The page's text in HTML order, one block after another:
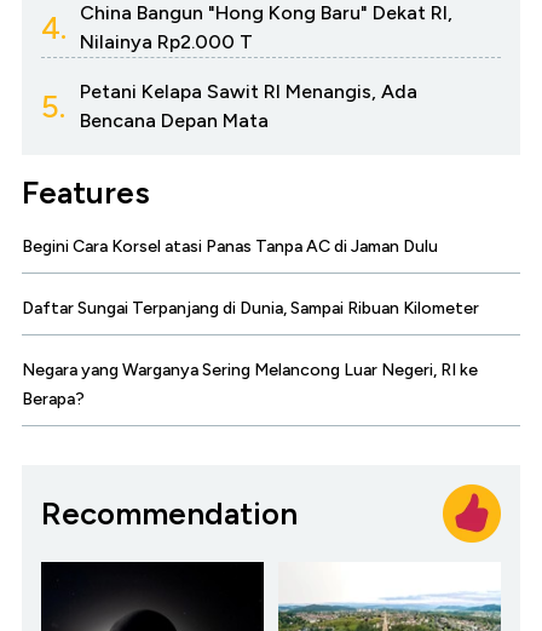
4.
China Bangun "Hong Kong Baru" Dekat RI,
Nilainya Rp2.000 T
5.
Petani Kelapa Sawit RI Menangis, Ada
Bencana Depan Mata
Features
Begini Cara Korsel atasi Panas Tanpa AC di Jaman Dulu
Daftar Sungai Terpanjang di Dunia, Sampai Ribuan Kilometer
Negara yang Warganya Sering Melancong Luar Negeri, RI ke
Berapa?
Recommendation